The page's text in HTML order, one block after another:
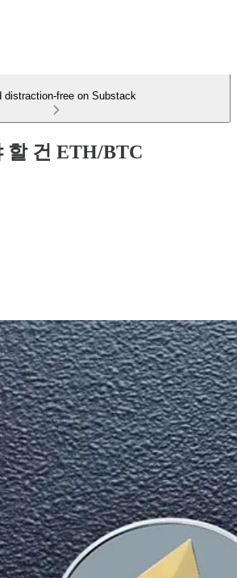
distraction-free on Substack
할 건 ETH/BTC